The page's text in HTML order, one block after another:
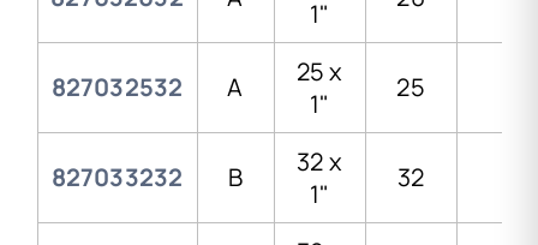
1"
827032532 A
25 x
1"
25
827033232 B
32 x
1"
32